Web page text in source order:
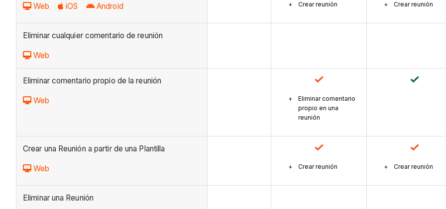
Web iOS Android Crear reunión Crear reunión
Eliminar cualquier comentario de reunión
Web
Eliminar comentario propio de la reunión
Web
Eliminar comentario
propio en una
reunión
Crear una Reunión a partir de una Plantilla
Web Crear reunión Crear reunión
Eliminar una Reunión